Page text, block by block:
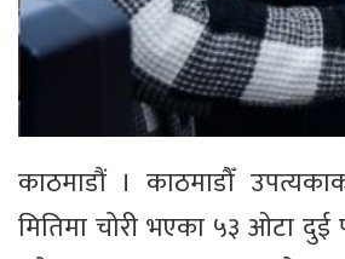
काठमाडौं । काठमाडौँ
मितिमा चोरी भएका ५३ ओटा दुई